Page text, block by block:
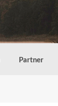
Partner